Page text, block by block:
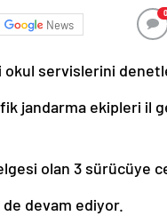
News
0
okul servislerini
jandarma ekipleri il
olan 3 sürücüye
devam ediyor.